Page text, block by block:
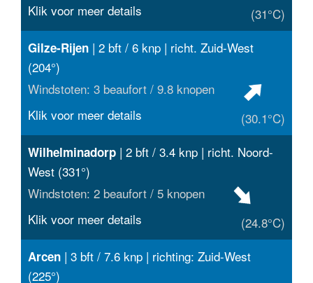
(31°C)
Klik voor meer details
Gilze-Rijen | 2 bft / 6 knp | richt. Zuid-West
(204°)
Windstoten: 3 beaufort / 9.8 knopen
(30.1°C)
Klik voor meer details
Wilhelminadorp | 2 bft / 3.4 knp | richt. Noord-
West (331°)
Windstoten: 2 beaufort / 5 knopen
(24.8°C)
Klik voor meer details
Arcen | 3 bft / 7.6 knp | richting: Zuid-West
(225°)